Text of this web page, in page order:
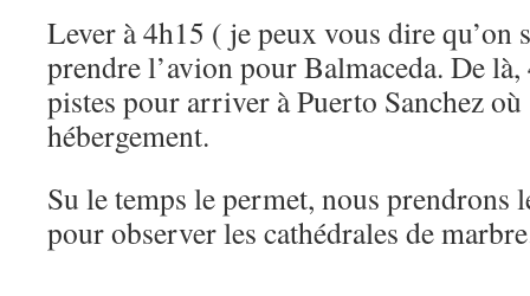
Lever à 4h15 ( je peux vous dire qu’on
prendre l’avion pour Balmaceda. De là,
pistes pour arriver à Puerto Sanchez
hébergement.
Su le temps le permet, nous prendrons
pour observer les cathédrales de